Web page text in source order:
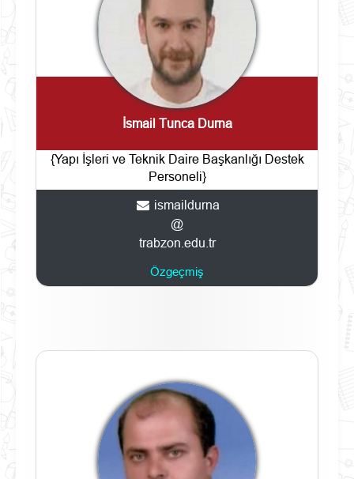
İsmail Tunca Durna
{Yapı İşleri ve Teknik Daire Başkanlığı Destek
Personeli}
ismaildurna
@
trabzon.edu.tr
Özgeçmiş